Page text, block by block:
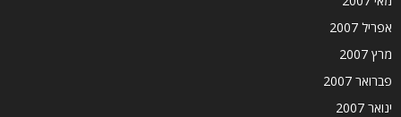
אפריל 2007
מרץ 2007
פברואר 2007
ינואר 2007